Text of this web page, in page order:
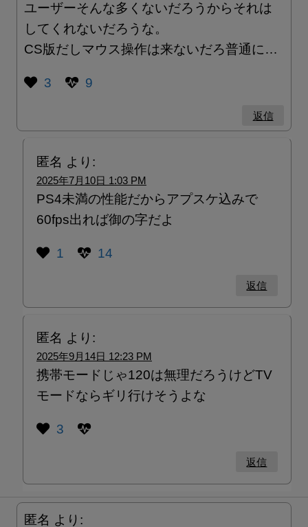
ユーザーそんな多くないだろうからそれは
してくれないだろうな。
CS版だしマウス操作は来ないだろ普通に…
3 9
返信
匿名 より:
2025年7月10日 1:03 PM
PS4未満の性能だからアプスケ込みで
60fps出れば御の字だよ
1 14
返信
匿名 より:
2025年9月14日 12:23 PM
携帯モードじゃ120は無理だろうけどTV
モードならギリ行けそうよな
3
返信
匿名 より: